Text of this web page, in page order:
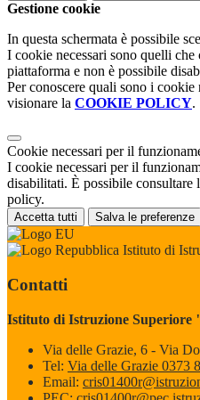
Gestione cookie
In questa schermata è possibile
I cookie necessari sono quelli
piattaforma e non è possibile
Per conoscere quali sono i
visionare la COOKIE POLICY.
Cookie necessari per il
I cookie necessari per il
disabilitati. È possibile consultare
policy.
Accetta tutti Salva le preferenze
Istituto di
Contatti
Istituto di Istruzione Superiore
Via delle Grazie, 6 - Via
Tel: Via delle Grazie 0373
Email: